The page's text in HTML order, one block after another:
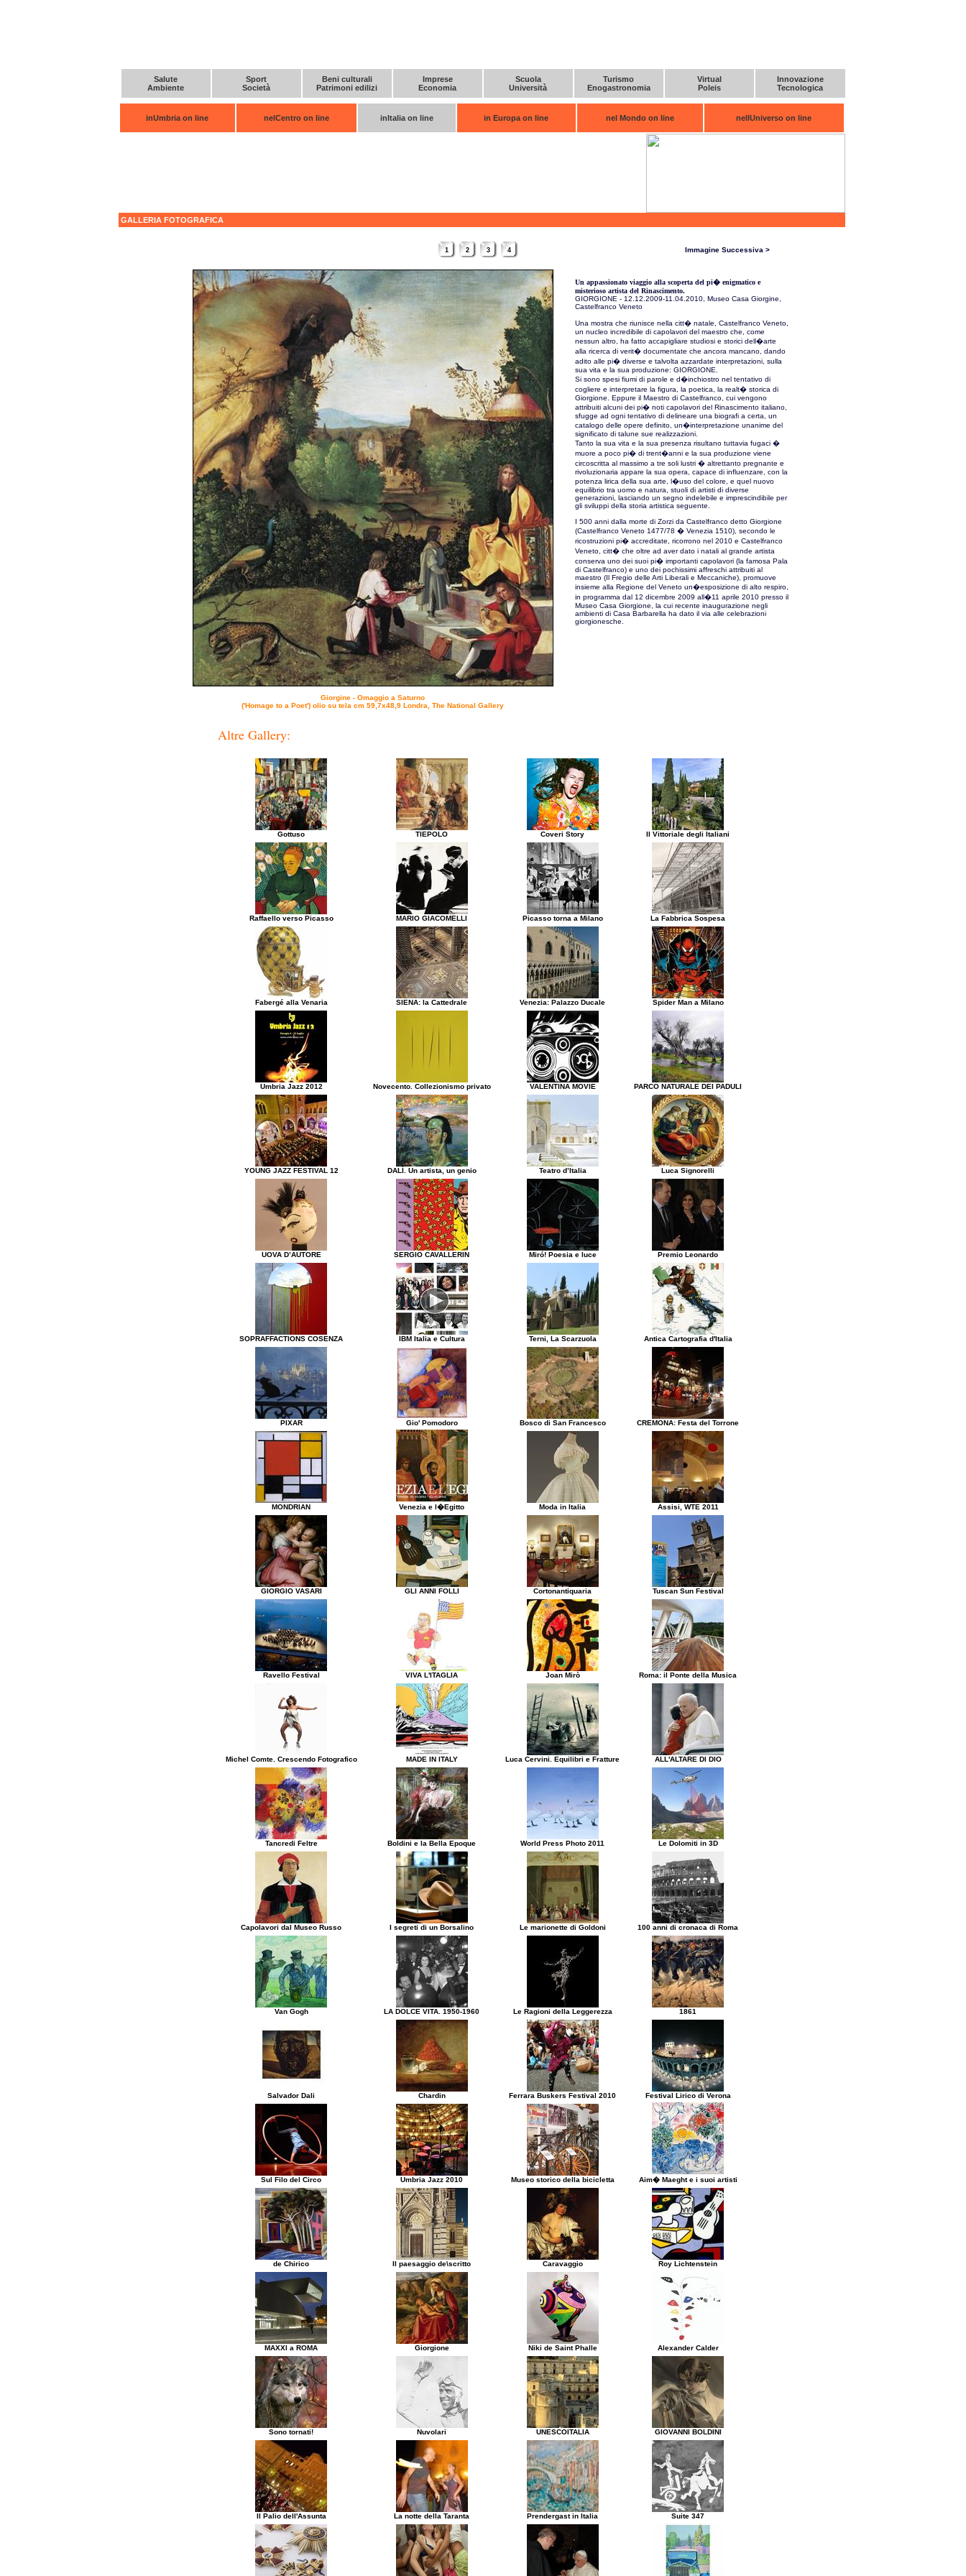
Salute
Ambiente
Sport
Società
Beni culturali
Patrimoni edilizi
Imprese
Economia
Scuola
Università
Turismo
Enogastronomia
Virtual
Poleis
Innovazione
Tecnologica
inUmbria on line nelCentro on line inItalia on line in Europa on line nel Mondo on line nellUniverso on line
GALLERIA FOTOGRAFICA
1 2 3 4 Immagine Successiva >
Giorgine - Omaggio a Saturno
('Homage to a Poet') olio su tela cm 59,7x48,9 Londra, The National Gallery
Un appassionato viaggio alla scoperta del pi� enigmatico e
misterioso artista del Rinascimento.
GIORGIONE - 12.12.2009-11.04.2010, Museo Casa Giorgine,
Castelfranco Veneto
Una mostra che riunisce nella citt� natale, Castelfranco Veneto,
un nucleo incredibile di capolavori del maestro che, come
nessun altro, ha fatto accapigliare studiosi e storici dell�arte
alla ricerca di verit� documentate che ancora mancano, dando
adito alle pi� diverse e talvolta azzardate interpretazioni, sulla
sua vita e la sua produzione: GIORGIONE.
Si sono spesi fiumi di parole e d�inchiostro nel tentativo di
cogliere e interpretare la figura, la poetica, la realt� storica di
Giorgione. Eppure il Maestro di Castelfranco, cui vengono
attribuiti alcuni dei pi� noti capolavori del Rinascimento italiano,
sfugge ad ogni tentativo di delineare una biografi a certa, un
catalogo delle opere definito, un�interpretazione unanime del
significato di talune sue realizzazioni.
Tanto la sua vita e la sua presenza risultano tuttavia fugaci �
muore a poco pi� di trent�anni e la sua produzione viene
circoscritta al massimo a tre soli lustri � altrettanto pregnante e
rivoluzionaria appare la sua opera, capace di influenzare, con la
potenza lirica della sua arte, l�uso del colore, e quel nuovo
equilibrio tra uomo e natura, stuoli di artisti di diverse
generazioni, lasciando un segno indelebile e imprescindibile per
gli sviluppi della storia artistica seguente.
I 500 anni dalla morte di Zorzi da Castelfranco detto Giorgione
(Castelfranco Veneto 1477/78 � Venezia 1510), secondo le
ricostruzioni pi� accreditate, ricorrono nel 2010 e Castelfranco
Veneto, citt� che oltre ad aver dato i natali al grande artista
conserva uno dei suoi pi� importanti capolavori (la famosa Pala
di Castelfranco) e uno dei pochissimi affreschi attribuiti al
maestro (Il Fregio delle Arti Liberali e Meccaniche), promuove
insieme alla Regione del Veneto un�esposizione di alto respiro,
in programma dal 12 dicembre 2009 all�11 aprile 2010 presso il
Museo Casa Giorgione, la cui recente inaugurazione negli
ambienti di Casa Barbarella ha dato il via alle celebrazioni
giorgionesche.
Altre Gallery:
Gottuso TIEPOLO Coveri Story Il Vittoriale degli Italiani
Raffaello verso Picasso MARIO GIACOMELLI Picasso torna a Milano La Fabbrica Sospesa
Fabergé alla Venaria SIENA: la Cattedrale Venezia: Palazzo Ducale Spider Man a Milano
Umbria Jazz 2012 Novecento. Collezionismo privato VALENTINA MOVIE PARCO NATURALE DEI PADULI
YOUNG JAZZ FESTIVAL 12 DALÌ. Un artista, un genio Teatro d’Italia Luca Signorelli
UOVA D’AUTORE SERGIO CAVALLERIN Miró! Poesia e luce Premio Leonardo
SOPRAFFACTIONS COSENZA IBM Italia e Cultura Terni, La Scarzuola Antica Cartografia d'Italia
PIXAR Gio' Pomodoro Bosco di San Francesco CREMONA: Festa del Torrone
MONDRIAN Venezia e l�Egitto Moda in Italia Assisi, WTE 2011
GIORGIO VASARI GLI ANNI FOLLI Cortonantiquaria Tuscan Sun Festival
Ravello Festival VIVA L'ITAGLIA Joan Mirò Roma: il Ponte della Musica
Michel Comte. Crescendo Fotografico MADE IN ITALY Luca Cervini. Equilibri e Fratture ALL'ALTARE DI DIO
Tancredi Feltre Boldini e la Bella Epoque World Press Photo 2011 Le Dolomiti in 3D
Capolavori dal Museo Russo I segreti di un Borsalino Le marionette di Goldoni 100 anni di cronaca di Roma
Van Gogh LA DOLCE VITA. 1950-1960 Le Ragioni della Leggerezza 1861
Salvador Dali Chardin Ferrara Buskers Festival 2010 Festival Lirico di Verona
Sul Filo del Circo Umbria Jazz 2010 Museo storico della bicicletta Aim� Maeght e i suoi artisti
de Chirico Il paesaggio de\scritto Caravaggio Roy Lichtenstein
MAXXI a ROMA Giorgione Niki de Saint Phalle Alexander Calder
Sono tornati! Nuvolari UNESCOITALIA GIOVANNI BOLDINI
Il Palio dell'Assunta La notte della Taranta Prendergast in Italia Suite 347